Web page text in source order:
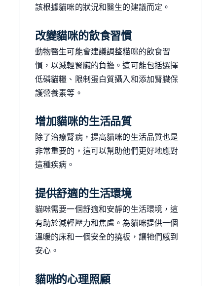
該根據貓咪的狀況和醫生的建議而定。
改變貓咪的飲食習慣
動物醫生可能會建議調整貓咪的飲食習
慣，以減輕腎臟的負擔。這可能包括選擇
低磷貓糧、限制蛋白質攝入和添加腎臟保
護營養素等。
增加貓咪的生活品質
除了治療腎病，提高貓咪的生活品質也是
非常重要的，這可以幫助他們更好地應對
這種疾病。
提供舒適的生活環境
貓咪需要一個舒適和安靜的生活環境，這
有助於減輕壓力和焦慮。為貓咪提供一個
溫暖的床和一個安全的撓板，讓牠們感到
安心。
貓咪的心理照顧